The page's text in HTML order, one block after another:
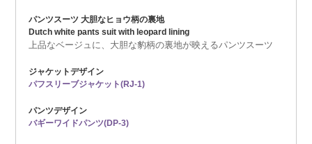
パンツスーツ 大胆なヒョウ柄の裏地
Dutch white pants suit with leopard lining
上品なベージュに、大胆な豹柄の裏地が映えるパンツスーツ
ジャケットデザイン
パフスリーブジャケット(RJ-1)
パンツデザイン
バギーワイドパンツ(DP-3)